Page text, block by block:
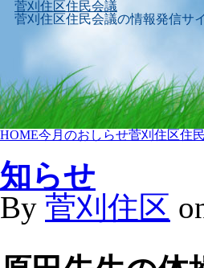
菅刈住区住民会議
菅刈住区住民会議の情報発信サ
Skip
content
HOME今月のおしらせ菅刈住区住
知らせ
By 菅刈住区